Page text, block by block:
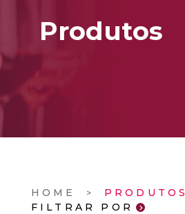
Produtos
HOME
PRODUTOS
FILTRAR POR